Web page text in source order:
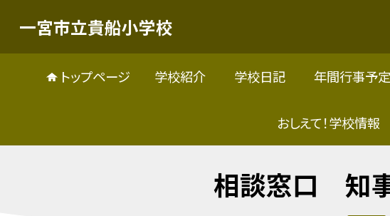
一宮市立貴船小学校
トップページ 学校紹介 学校日記 年間行事予定
おしえて！学校情報
相談窓口 知